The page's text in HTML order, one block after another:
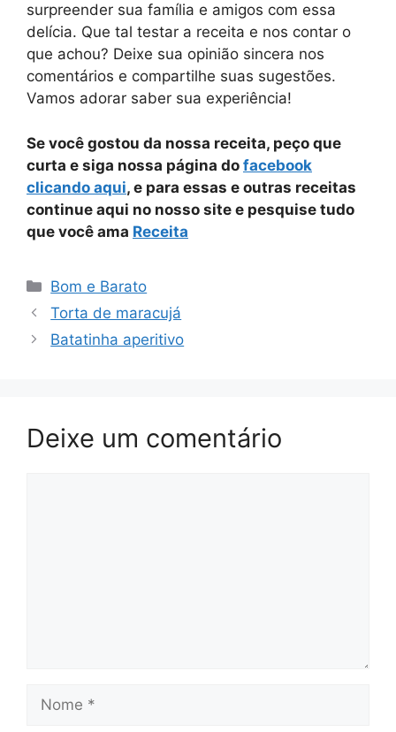
surpreender sua família e amigos com essa
delícia. Que tal testar a receita e nos contar o
que achou? Deixe sua opinião sincera nos
comentários e compartilhe suas sugestões.
Vamos adorar saber sua experiência!
Se você gostou da nossa receita, peço que
curta e siga nossa página do facebook
clicando aqui, e para essas e outras receitas
continue aqui no nosso site e pesquise tudo
que você ama Receita
Categorias
Bom e Barato
Torta de maracujá
Batatinha aperitivo
Deixe um comentário